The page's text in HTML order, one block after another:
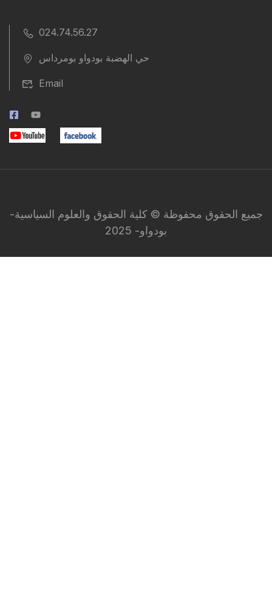
024.74.56.27
حي الهضبة بودواو بومرداس
Email
جميع الحقوق محفوظة © كلية الحقوق والعلوم السياسية-
بودواو- 2025